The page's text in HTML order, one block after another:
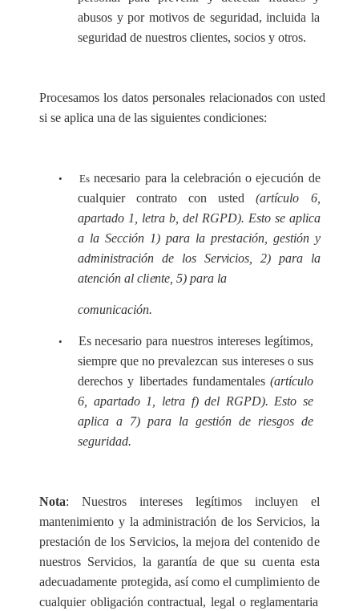
abusos y por motivos de seguridad, incluida la
seguridad de nuestrosclientes, socios y otros.
Procesamos los datos personales relacionados con usted
si se aplica una de las siguientes condiciones:
• Es necesario para lacelebración o ejecución de
cualquiercontrato con usted (artículo 6,
apartado 1, letra b, del RGPD). Esto se aplica
a la Sección 1) para la prestación, gestión y
administración de los Servicios, 2) para la
atención alcliente, 5) para la
comunicación.
• Es necesario para nuestros intereses legítimos,
siempre que no prevalezcan sus intereses o sus
derechos y libertades fundamentales (artículo
6, apartado 1, letra f) del RGPD). Esto se
aplica a 7) para la gestión de riesgos de
seguridad.
Nota: Nuestros intereses legítimos incluyen el
mantenimiento y la administración de los Servicios, la
prestación de los Servicios, la mejora del contenidode
nuestros Servicios, la garantía de que su cuenta esta
adecuadamente protegida, así como el cumplimiento de
cualquier obligación contractual, legal o reglamentaria